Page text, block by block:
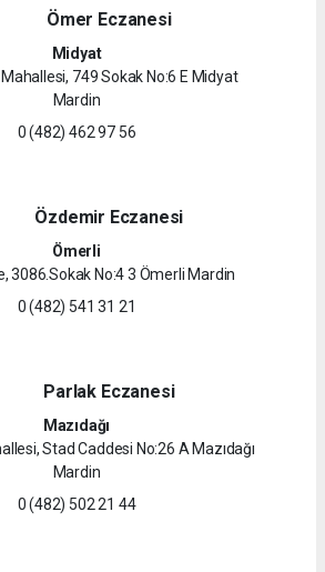
Ömer Eczanesi
Midyat
749 Sokak No:6 E Midyat
Mardin
0 (482) 462 97 56
Özdemir Eczanesi
Ömerli
3086.Sokak No:4 3 Ömerli Mardin
0 (482) 541 31 21
Parlak Eczanesi
Mazıdağı
Stad Caddesi No:26 A Mazıdağı
Mardin
0 (482) 502 21 44